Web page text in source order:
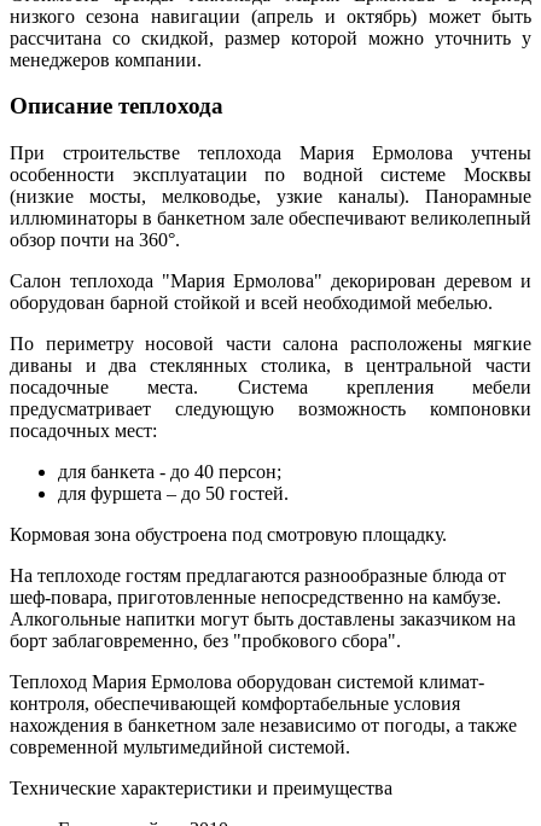
низкого сезона навигации (апрель и октябрь) может быть
рассчитана со скидкой, размер которой можно уточнить у
менеджеров компании.
Описание теплохода
При строительстве теплохода Мария Ермолова учтены
особенности эксплуатации по водной системе Москвы
(низкие мосты, мелководье, узкие каналы). Панорамные
иллюминаторы в банкетном зале обеспечивают великолепный
обзор почти на 360°.
Салон теплохода "Мария Ермолова" декорирован деревом и
оборудован барной стойкой и всей необходимой мебелью.
По периметру носовой части салона расположены мягкие
диваны и два стеклянных столика, в центральной части
посадочные места. Система крепления мебели
предусматривает следующую возможность компоновки
посадочных мест:
для банкета - до 40 персон;
для фуршета – до 50 гостей.
Кормовая зона обустроена под смотровую площадку.
На теплоходе гостям предлагаются разнообразные блюда от
шеф-повара, приготовленные непосредственно на камбузе.
Алкогольные напитки могут быть доставлены заказчиком на
борт заблаговременно, без "пробкового сбора".
Теплоход Мария Ермолова оборудован системой климат-
контроля, обеспечивающей комфортабельные условия
нахождения в банкетном зале независимо от погоды, а также
современной мультимедийной системой.
Технические характеристики и преимущества